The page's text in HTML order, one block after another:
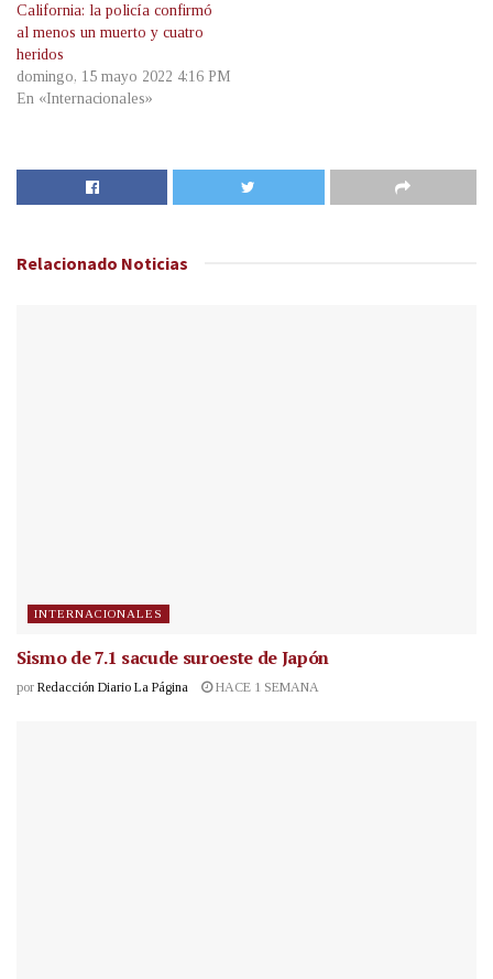
California: la policía confirmó
al menos un muerto y cuatro
heridos
domingo, 15 mayo 2022 4:16 PM
En «Internacionales»
Relacionado Noticias
INTERNACIONALES
Sismo de 7.1 sacude suroeste de Japón
por Redacción Diario La Página HACE 1 SEMANA